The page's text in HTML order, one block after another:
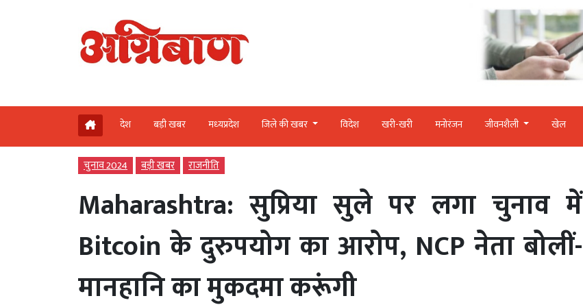
देश बड़ी खबर मध्‍यप्रदेश जिले की खबर विदेश खरी-खरी मनोरंजन जीवनशैली खेल
चुनाव 2024 बड़ी खबर राजनीति
Maharashtra: सुप्रिया सुले पर लगा चुनाव में
Bitcoin के दुरुपयोग का आरोप, NCP नेता बोलीं-
मानहानि का मुकदमा करूंगी